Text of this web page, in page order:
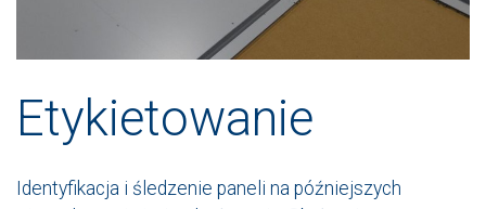
Etykietowanie
Identyfikacja i śledzenie paneli na późniejszych